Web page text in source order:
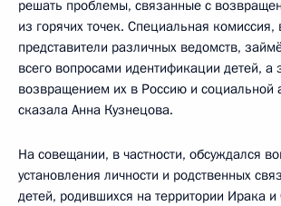
решать проблемы, связанные с
из горячих точек. Специальная комиссия,
представители различных ведомств,
всего вопросами идентификации детей, а
возвращением их в Россию и социальной
сказала Анна Кузнецова.
На совещании, в частности, обсуждался
установления личности и родственных
детей, родившихся на территории Ирака